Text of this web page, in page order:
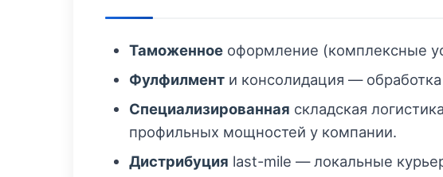
Таможенное оформление (комплексные
Фулфилмент и консолидация —
Специализированная складская
профильных мощностей у компании.
Дистрибуция last-mile — локальные